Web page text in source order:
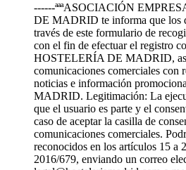
------ªªªASOCIACIÓN
DE MADRID te informa que los
través de este formulario de
con el fin de efectuar el registro
HOSTELERÍA DE MADRID,
comunicaciones comerciales con
noticias e información
MADRID. Legitimación: La
que el usuario es parte y el
caso de aceptar la casilla de
comunicaciones comerciales.
reconocidos en los artículos 15 a
2016/679, enviando un correo